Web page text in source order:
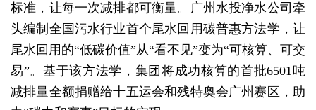
标准，让每一次减排都可衡量。广州水投净水公司牵
头编制全国污水行业首个尾水回用碳普惠方法学，让
尾水回用的“低碳价值”从“看不见”变为“可核算、可交
易”。基于该方法学，集团将成功核算的首批6501吨
减排量全额捐赠给十五运会和残特奥会广州赛区，助